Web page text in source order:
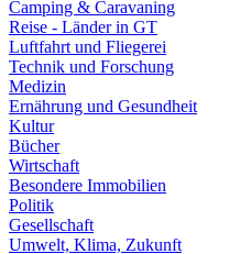
Camping & Caravaning
Reise - Länder in GT
Luftfahrt und Fliegerei
Technik und Forschung
Medizin
Ernährung und Gesundheit
Kultur
Bücher
Wirtschaft
Besondere Immobilien
Politik
Gesellschaft
Umwelt, Klima, Zukunft